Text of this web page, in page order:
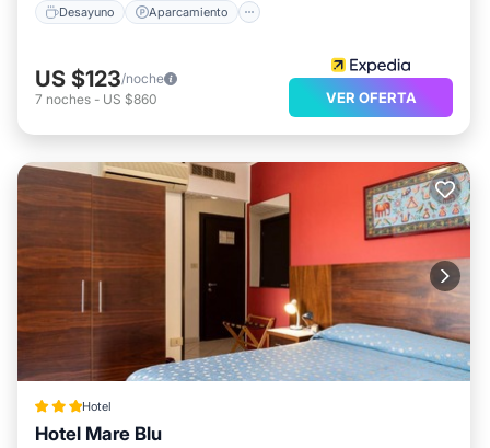
Desayuno Aparcamiento
US $123/noche
7 noches - US $860 VER OFERTA
Hotel
Hotel Mare Blu